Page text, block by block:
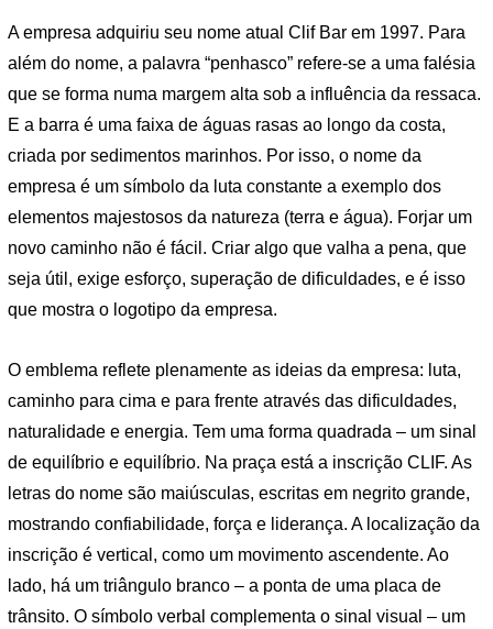
A empresa adquiriu seu nome atual Clif Bar em 1997. Para
além do nome, a palavra “penhasco” refere-se a uma falésia
que se forma numa margem alta sob a influência da ressaca.
E a barra é uma faixa de águas rasas ao longo da costa,
criada por sedimentos marinhos. Por isso, o nome da
empresa é um símbolo da luta constante a exemplo dos
elementos majestosos da natureza (terra e água). Forjar um
novo caminho não é fácil. Criar algo que valha a pena, que
seja útil, exige esforço, superação de dificuldades, e é isso
que mostra o logotipo da empresa.
O emblema reflete plenamente as ideias da empresa: luta,
caminho para cima e para frente através das dificuldades,
naturalidade e energia. Tem uma forma quadrada – um sinal
de equilíbrio e equilíbrio. Na praça está a inscrição CLIF. As
letras do nome são maiúsculas, escritas em negrito grande,
mostrando confiabilidade, força e liderança. A localização da
inscrição é vertical, como um movimento ascendente. Ao
lado, há um triângulo branco – a ponta de uma placa de
trânsito. O símbolo verbal complementa o sinal visual – um